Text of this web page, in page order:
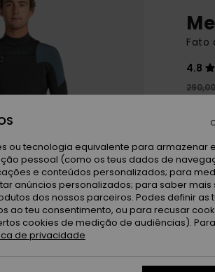
Fato
4.8
Cor
ou tecnologia equivalente para armazenar
pessoal (como os teus dados de
e conteúdos personalizados; para
anúncios personalizados; para saber mais
dos nossos parceiros. Podes definir as
ao teu consentimento, ou para recusar
cookies de medição de audiências).
de privacidade